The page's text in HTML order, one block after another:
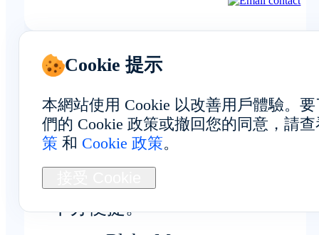
自动化与开发
批量安装和同步工具可帮助自动
贝宁设备的重复性任务，操作起
十分便捷。
Cookie 提示
本網站使用 Cookie 以改善用戶體驗。
們的 Cookie 政策或撤回您的同意，請
策 和 Cookie 政策。